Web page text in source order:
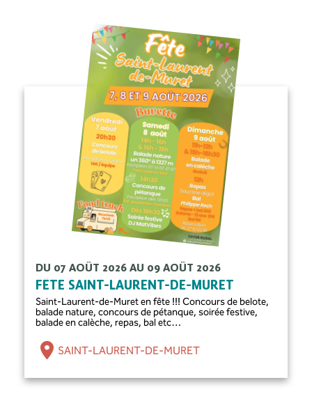
DU 07 AOÛT 2026 AU 09 AOÛT 2026
FÊTE SAINT-LAURENT-DE-MURET
Saint-Laurent-de-Muret en fête !!! Concours de belote,
balade nature, concours de pétanque, soirée festive,
balade en calèche, repas, bal etc…
SAINT-LAURENT-DE-MURET